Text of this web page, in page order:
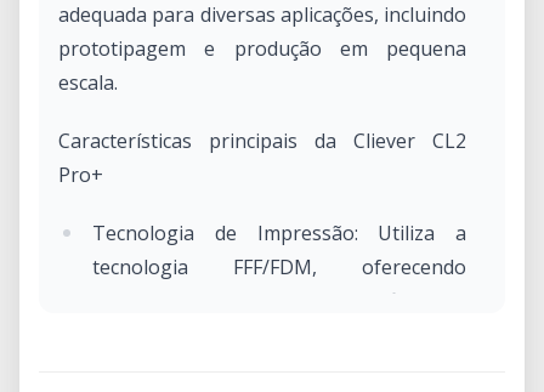
adequada para diversas aplicações, incluindo
prototipagem e produção em pequena
escala.
Características principais da Cliever CL2
Pro+
Tecnologia de Impressão: Utiliza a
tecnologia FFF/FDM, oferecendo
qualidade de impressão confiável e